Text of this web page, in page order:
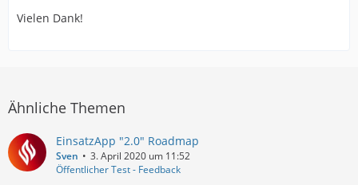
Vielen Dank!
Ähnliche Themen
EinsatzApp "2.0" Roadmap
Sven
3. April 2020 um 11:52
Öffentlicher Test - Feedback